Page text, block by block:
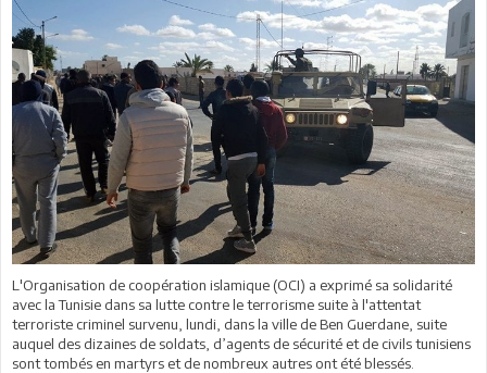
L'Organisation de coopération islamique (OCI) a exprimé sa solidarité
avec la Tunisie dans sa lutte contre le terrorisme suite à l'attentat
terroriste criminel survenu, lundi, dans la ville de Ben Guerdane, suite
auquel des dizaines de soldats, d’agents de sécurité et de civils tunisiens
sont tombés en martyrs et de nombreux autres ont été blessés.